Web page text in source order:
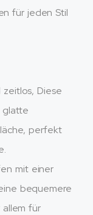
für jeden Stil
zeitlos, Diese
glatte
perfekt
mit einer
bequemere
allem für